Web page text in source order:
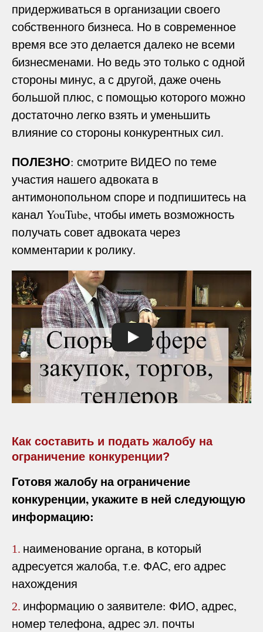
придерживаться в организации своего
собственного бизнеса. Но в современное
время все это делается далеко не всеми
бизнесменами. Но ведь это только с одной
стороны минус, а с другой, даже очень
большой плюс, с помощью которого можно
достаточно легко взять и уменьшить
влияние со стороны конкурентных сил.
ПОЛЕЗНО: смотрите ВИДЕО по теме
участия нашего адвоката в
антимонопольном споре и подпишитесь на
канал YouTube, чтобы иметь возможность
получать совет адвоката через
комментарии к ролику.
Как составить и подать жалобу на
ограничение конкуренции?
Готовя жалобу на ограничение
конкуренции, укажите в ней следующую
информацию:
1. наименование органа, в который
адресуется жалоба, т.е. ФАС, его адрес
нахождения
2. информацию о заявителе: ФИО, адрес,
номер телефона, адрес эл. почты